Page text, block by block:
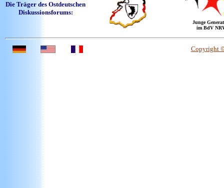
Die Träger des Ostdeutschen
Diskussionsforums:
Junge
im BdV
Copyright